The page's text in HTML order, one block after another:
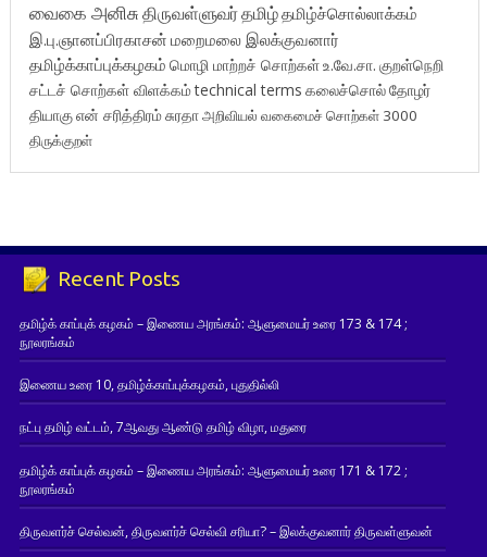
வைகை அனிசுதிருவள்ளுவர்தமிழ்தமிழ்ச்சொல்லாக்கம்
இ.பு.ஞானப்பிரகாசன் மறைமலை இலக்குவனார்
தமிழ்க்காப்புக்கழகம் மொழி மாற்றச் சொற்கள்உ.வே.சா. குறள்நெறி
சட்டச் சொற்கள் விளக்கம்technical terms கலைச்சொல்தோழர்
தியாகுஎன் சரித்திரம்சுரதாஅறிவியல் வகைமைச் சொற்கள் 3000
திருக்குறள்
Recent Posts
தமிழ்க் காப்புக் கழகம் – இணைய அரங்கம்: ஆளுமையர் உரை 173 & 174 ;
நூலரங்கம்
இணைய உரை 10, தமிழ்க்காப்புக்கழகம், புதுதில்லி
நட்பு தமிழ் வட்டம், 7ஆவது ஆண்டு தமிழ் விழா, மதுரை
தமிழ்க் காப்புக் கழகம் – இணைய அரங்கம்: ஆளுமையர் உரை 171 & 172 ;
நூலரங்கம்
திருவளர்ச் செல்வன், திருவளர்ச் செல்வி சரியா? – இலக்குவனார் திருவள்ளுவன்